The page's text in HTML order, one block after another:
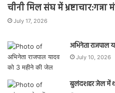
चीनी मिल संघ में
July 17, 2026
अभिनेता
July 10, 2026
बुलंदशहर जेल में